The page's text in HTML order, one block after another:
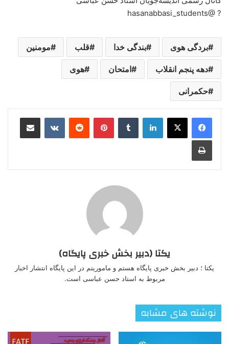
? @hasanabbasi_students
بردگی هوی بندگی خدا قلب مومنین
دهه پنجم انقلاب امتحان هوی
حکمرانی
لینکدین ‫تامبلر ‫پین‌ترست‫رددیت ‫VKontakteاشتراک گذاری از طریق ایمیل
چاپ
یکتا (دبیر بخش خبری پایگاه)
یکتا ؛ دبیر بخش خبری پایگاه هستم و ماموریتم در این پایگاه انتشار اخبار
مربوط به استاد حسن عباسی است.
نوشته های مشابه